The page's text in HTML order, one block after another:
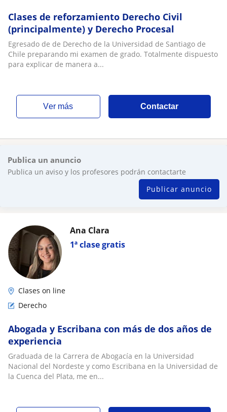
Clases de reforzamiento Derecho Civil
(principalmente) y Derecho Procesal
Egresado de de Derecho de la Universidad de Santiago de
Chile preparando mi examen de grado. Totalmente dispuesto
para explicar de manera a...
ver más Contactar
Publica un anuncio
Publica un aviso y los profesores podrán contactarte
Publicar anuncio
1ª clase gratis
Ana Clara
Clases on line
Derecho
Abogada y Escribana con más de dos años de
experiencia
Graduada de la Carrera de Abogacía en la Universidad
Nacional del Nordeste y como Escribana en la Universidad de
la Cuenca del Plata, me en...